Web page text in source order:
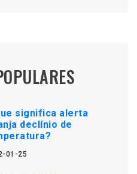
significa alerta
declínio de
01-25